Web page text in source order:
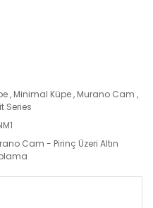
, Minimal Küpe, Murano Cam ,
Series
Cam - Pirinç Üzeri Altın